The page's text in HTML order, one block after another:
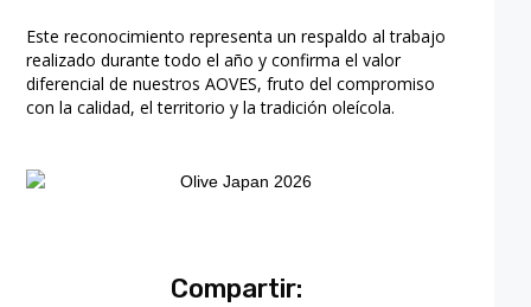
Este reconocimiento representa un respaldo al trabajo
realizado durante todo el año y confirma el valor
diferencial de nuestros AOVES, fruto del compromiso
con la calidad, el territorio y la tradición oleícola.
Compartir: